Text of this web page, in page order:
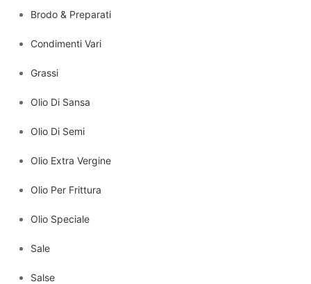
Brodo & Preparati
Condimenti Vari
Grassi
Olio Di Sansa
Olio Di Semi
Olio Extra Vergine
Olio Per Frittura
Olio Speciale
Sale
Salse